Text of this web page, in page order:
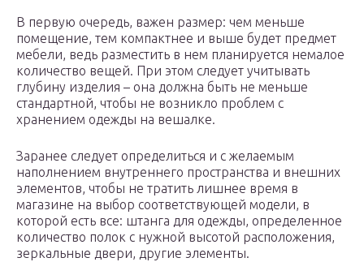
В первую очередь, важен размер: чем меньше
помещение, тем компактнее и выше будет предмет
мебели, ведь разместить в нем планируется немалое
количество вещей. При этом следует учитывать
глубину изделия – она должна быть не меньше
стандартной, чтобы не возникло проблем с
хранением одежды на вешалке.
Заранее следует определиться и с желаемым
наполнением внутреннего пространства и внешних
элементов, чтобы не тратить лишнее время в
магазине на выбор соответствующей модели, в
которой есть все: штанга для одежды, определенное
количество полок с нужной высотой расположения,
зеркальные двери, другие элементы.